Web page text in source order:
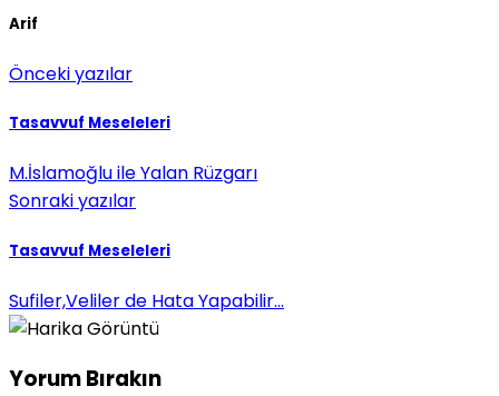
Arif
Önceki yazılar
Tasavvuf Meseleleri
M.İslamoğlu ile Yalan Rüzgarı
Sonraki yazılar
Tasavvuf Meseleleri
Sufiler,Veliler de Hata Yapabilir...
Yorum Bırakın